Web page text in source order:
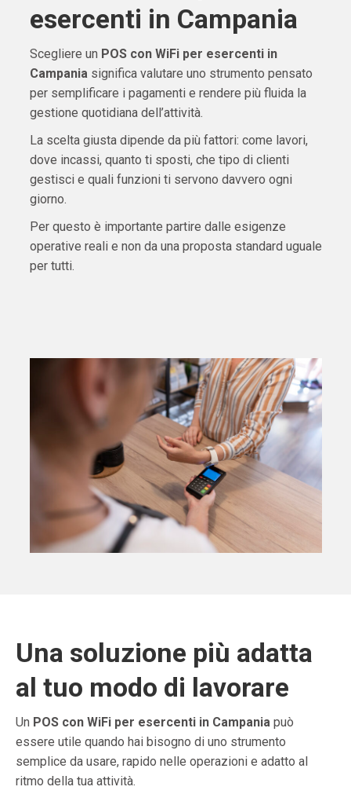
esercenti in Campania
Scegliere un POS con WiFi per esercenti in
Campaniasignifica valutare uno strumento pensato
per semplificare i pagamenti e rendere più fluida la
gestione quotidiana dell’attività.
La scelta giusta dipende da più fattori: come lavori,
dove incassi, quanto ti sposti, che tipo di clienti
gestisci e quali funzioni ti servono davvero ogni
giorno.
Per questo è importante partire dalle esigenze
operative reali e non da una proposta standard uguale
per tutti.
Una soluzione più adatta
al tuo modo di lavorare
Un POS con WiFi per esercenti in Campania può
essere utile quando hai bisogno di uno strumento
semplice da usare, rapido nelle operazioni e adatto al
ritmo della tua attività.